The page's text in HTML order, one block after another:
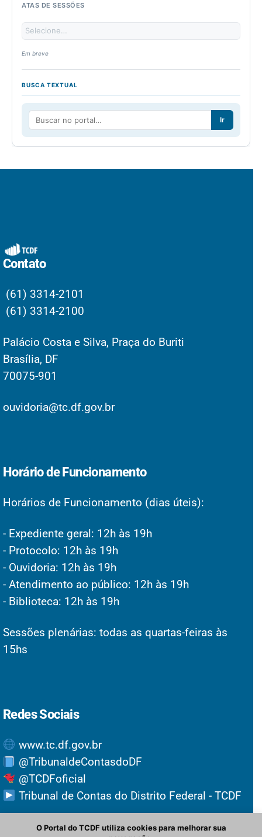
ATAS DE SESSÕES
Em breve
BUSCA TEXTUAL
Ir
Contato
(61) 3314-2101
(61) 3314-2100
Palácio Costa e Silva, Praça do Buriti
Brasília, DF
70075-901
ouvidoria@tc.df.gov.br
Horário de Funcionamento
Horários de Funcionamento (dias úteis):
- Expediente geral: 12h às 19h
- Protocolo: 12h às 19h
- Ouvidoria: 12h às 19h
- Atendimento ao público: 12h às 19h
- Biblioteca: 12h às 19h
Sessões plenárias: todas as quartas-feiras às
15hs
Redes Sociais
www.tc.df.gov.br
@TribunaldeContasdoDF
@TCDFoficial
Tribunal de Contas do Distrito Federal - TCDF
O Portal do TCDF utiliza cookies para melhorar sua